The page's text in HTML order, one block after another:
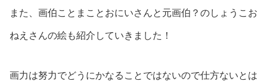
また、画伯ことまことおにいさんと元画伯？のしょうこお
ねえさんの絵も紹介していきました！
画力は努力でどうにかなることではないので仕方ないとは